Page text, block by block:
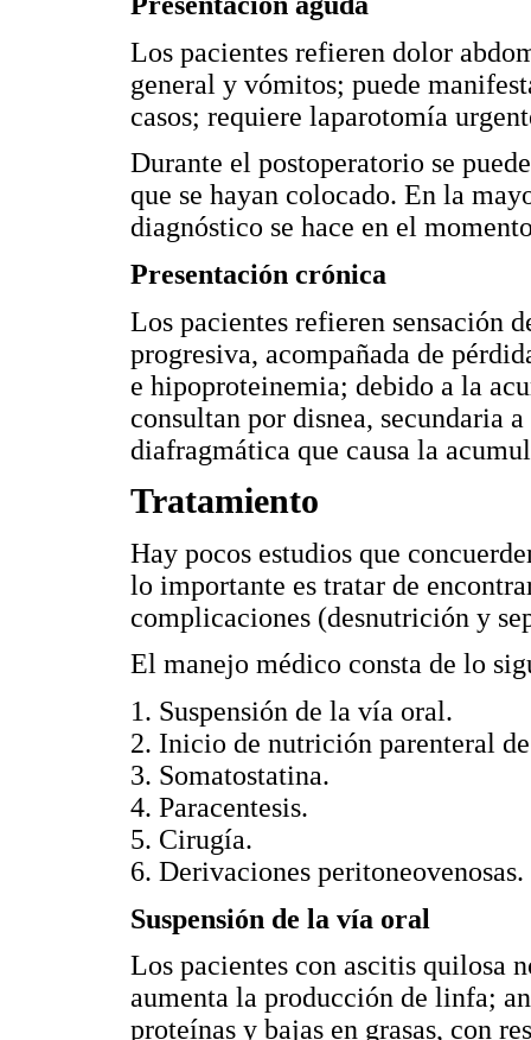
Los pacientes refieren dolor
general y vómitos; puede
casos; requiere laparotomía
Durante el postoperatorio se
que se hayan colocado. En la
diagnóstico se hace en el
Presentación crónica
Los pacientes refieren sensación
progresiva, acompañada de
e hipoproteinemia; debido a la
consultan por disnea, secundaria
diafragmática que causa la
Tratamiento
Hay pocos estudios que
lo importante es tratar de
complicaciones (desnutrición y
El manejo médico consta de lo
1. Suspensión de la vía oral.
2. Inicio de nutrición parenteral
3. Somatostatina.
4. Paracentesis.
5. Cirugía.
6. Derivaciones peritoneovenosas.
Suspensión de la vía oral
Los pacientes con ascitis quilosa
aumenta la producción de linfa;
proteínas y bajas en grasas, con